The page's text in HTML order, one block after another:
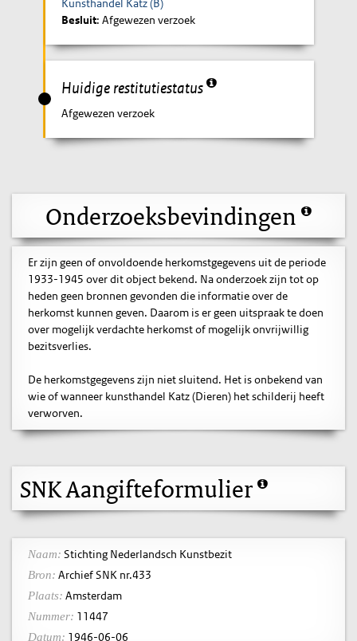
Besluit: Afgewezen verzoek
Huidige restitutiestatus
Afgewezen verzoek
Onderzoeksbevindingen
Er zijn geen of onvoldoende herkomstgegevens uit de periode
1933-1945 over dit object bekend. Na onderzoek zijn tot op
heden geen bronnen gevonden die informatie over de
herkomst kunnen geven. Daarom is er geen uitspraak te doen
over mogelijk verdachte herkomst of mogelijk onvrijwillig
bezitsverlies.
De herkomstgegevens zijn niet sluitend. Het is onbekend van
wie of wanneer kunsthandel Katz (Dieren) het schilderij heeft
verworven.
SNK Aangifteformulier
Naam: Stichting Nederlandsch Kunstbezit
Bron: Archief SNK nr.433
Plaats: Amsterdam
Nummer: 11447
Datum: 1946-06-06